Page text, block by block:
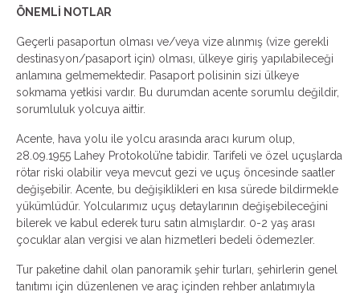
ÖNEMLİ NOTLAR
Geçerli pasaportun olması ve/veya vize alınmış (vize gerekli
destinasyon/pasaport için) olması, ülkeye giriş yapılabileceği
anlamına gelmemektedir. Pasaport polisinin sizi ülkeye
sokmama yetkisi vardır. Bu durumdan acente sorumlu değildir,
sorumluluk yolcuya aittir.
Acente, hava yolu ile yolcu arasında aracı kurum olup,
28.09.1955 Lahey Protokolü’ne tabidir. Tarifeli ve özel uçuşlarda
rötar riski olabilir veya mevcut gezi ve uçuş öncesinde saatler
değişebilir. Acente, bu değişiklikleri en kısa sürede bildirmekle
yükümlüdür. Yolcularımız uçuş detaylarının değişebileceğini
bilerek ve kabul ederek turu satın almışlardır. 0-2 yaş arası
çocuklar alan vergisi ve alan hizmetleri bedeli ödemezler.
Tur paketine dahil olan panoramik şehir turları, şehirlerin genel
tanıtımı için düzenlenen ve araç içinden rehber anlatımıyla